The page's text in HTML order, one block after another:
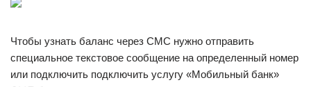
Чтобы узнать баланс через СМС нужно отправить
специальное текстовое сообщение на определенный номер
или подключить подключить услугу «Мобильный банк»